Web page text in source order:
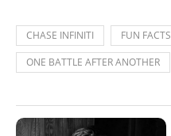
CHASE INFINITI FUN FACTS
ONE BATTLE AFTER ANOTHER